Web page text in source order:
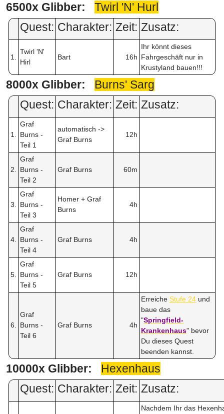
6500x Glibber: Twirl 'N' Hurl
Quest: Charakter: Zeit: Zusatz:
1.
Twirl 'N'
Hirl
Bart 16h
Ihr könnt dieses
Fahrgeschäft nur in
Krustyland bauen!!!
8000x Glibber: Burns' Sarg
Quest: Charakter: Zeit: Zusatz:
1.
Graf
Burns -
Teil 1
automatisch ->
Graf Burns
12h
2.
Graf
Burns -
Teil 2
Graf Burns 60m
3.
Graf
Burns -
Teil 3
Homer + Graf
Burns
4h
4.
Graf
Burns -
Teil 4
Graf Burns 4h
5.
Graf
Burns -
Teil 5
Graf Burns 12h
6.
Graf
Burns -
Teil 6
Graf Burns 4h
Erreiche Stufe 24 und
baue das
"Springfield-
Krankenhaus" bevor
Du dieses Quest
beenden kannst.
10000x Glibber: Hexenhaus
Quest: Charakter: Zeit: Zusatz:
Nachdem Ihr das